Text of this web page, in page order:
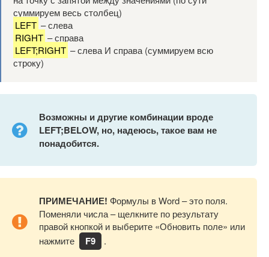
суммируем весь столбец)
LEFT – слева
RIGHT – справа
LEFT;RIGHT – слева И справа (суммируем всю
строку)
Возможны и другие комбинации вроде
LEFT;BELOW, но, надеюсь, такое вам не
понадобится.
ПРИМЕЧАНИЕ! Формулы в Word – это поля.
Поменяли числа – щелкните по результату
правой кнопкой и выберите «Обновить поле» или
нажмите
F9 .